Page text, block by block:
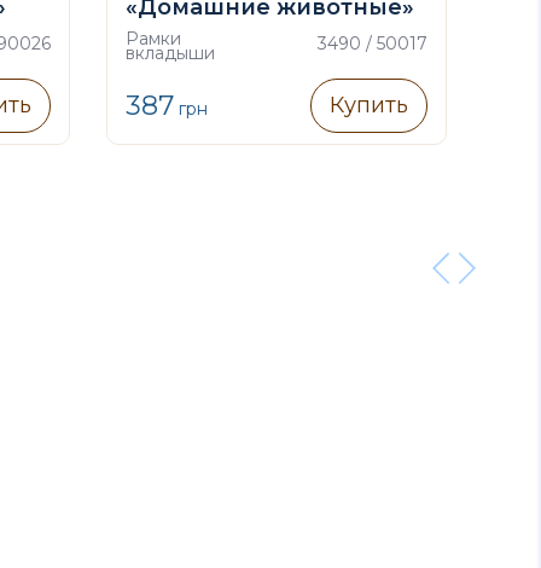
«Домашние животные»
Рамки
вкладыши 3490 / 50017
387 грн Купить